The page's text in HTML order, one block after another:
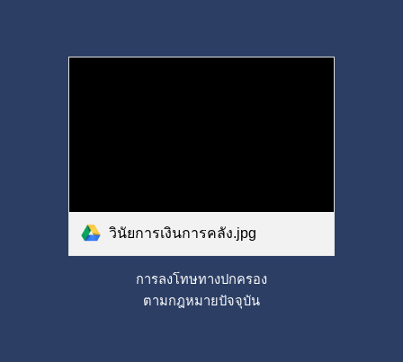
วินัยการเงินการคลัง.jpg
การลงโทษทางปกครอง
ตามกฎหมายปัจจุบัน